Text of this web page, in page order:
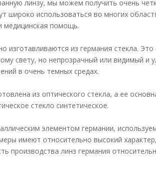
линзу, мы можем получить очень
широко использоваться во многих
медицинская помощь.
изготавливаются из германия стекла.
свету, но непрозрачный или видимый
в очень темных средах.
​​из оптического стекла, а ее
стекло синтетическое.
элементом германии,
имеют относительно высокий
производства линз германия